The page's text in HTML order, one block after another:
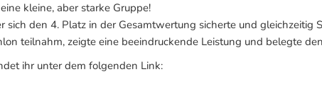
kleine, aber starke Gruppe!
sich den 4. Platz in der Gesamtwertung sicherte und gleichzeitig
teilnahm, zeigte eine beeindruckende Leistung und belegte
ihr unter dem folgenden Link: